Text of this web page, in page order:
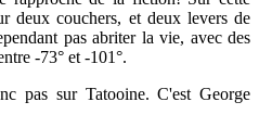
deux couchers, et deux levers de
pas abriter la vie, avec des
-73° et -101°.
pas sur Tatooine. C'est George